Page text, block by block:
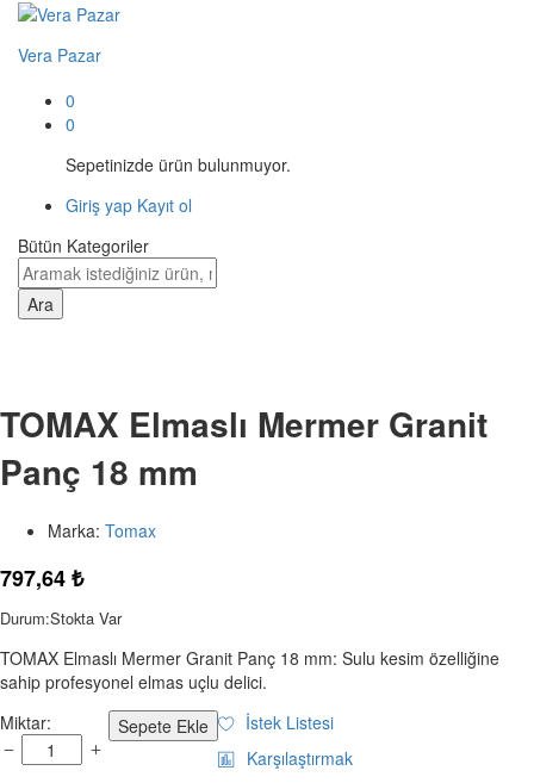
Vera Pazar
0
0
Sepetinizde ürün bulunmuyor.
Giriş yap Kayıt ol
Bütün Kategoriler
Ara
TOMAX Elmaslı Mermer Granit
Panç 18 mm
Marka: Tomax
797,64₺
Durum:Stokta Var
TOMAX Elmaslı Mermer Granit Panç 18 mm: Sulu kesim özelliğine
sahip profesyonel elmas uçlu delici.
TOMAX
Elmaslı
Mermer
Miktar: Sepete Ekle
İstek Listesi
Karşılaştırmak